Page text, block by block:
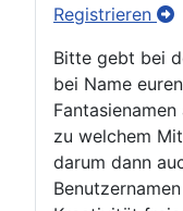
Registrieren
Bitte gebt bei
bei Name
zu welchem
darum dann